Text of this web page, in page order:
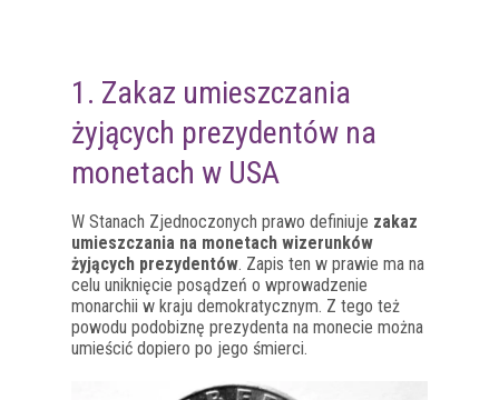
1. Zakaz umieszczania
żyjących prezydentów na
monetach w USA
W Stanach Zjednoczonych prawo definiuje zakaz
umieszczania na monetach wizerunków
żyjących prezydentów. Zapis ten w prawie ma na
celu uniknięcie posądzeń o wprowadzenie
monarchii w kraju demokratycznym. Z tego też
powodu podobiznę prezydenta na monecie można
umieścić dopiero po jego śmierci.